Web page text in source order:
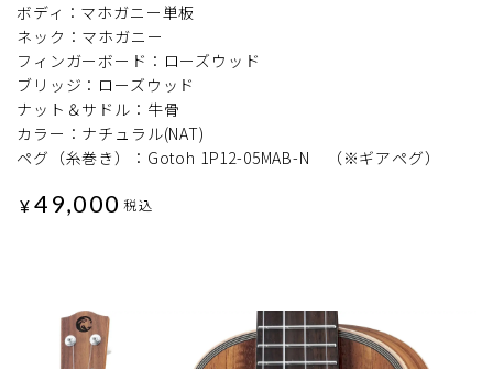
ボディ：マホガニー単板
ネック：マホガニー
フィンガーボード：ローズウッド
ブリッジ：ローズウッド
ナット＆サドル：牛骨
カラー：ナチュラル(NAT)
ペグ（糸巻き）：Gotoh 1P12-05MAB-N （※ギアペグ）
¥ 49,000 税込